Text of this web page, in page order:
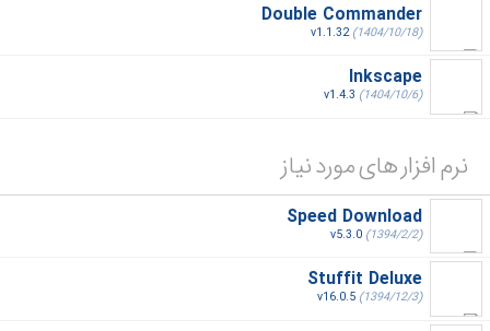
Double Commander
v1.1.32(1404/10/18)
Inkscape
v1.4.3 (1404/10/6)
نرم افزار های مورد نیاز
Speed Download
v5.3.0 (1394/2/2)
Stuffit Deluxe
v16.0.5 (1394/12/3)